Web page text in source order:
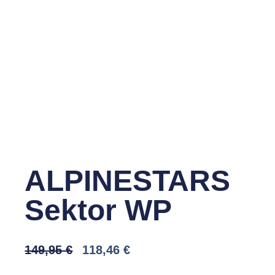
ALPINESTARS
Sektor WP
149,95€
Il
118,46€Il